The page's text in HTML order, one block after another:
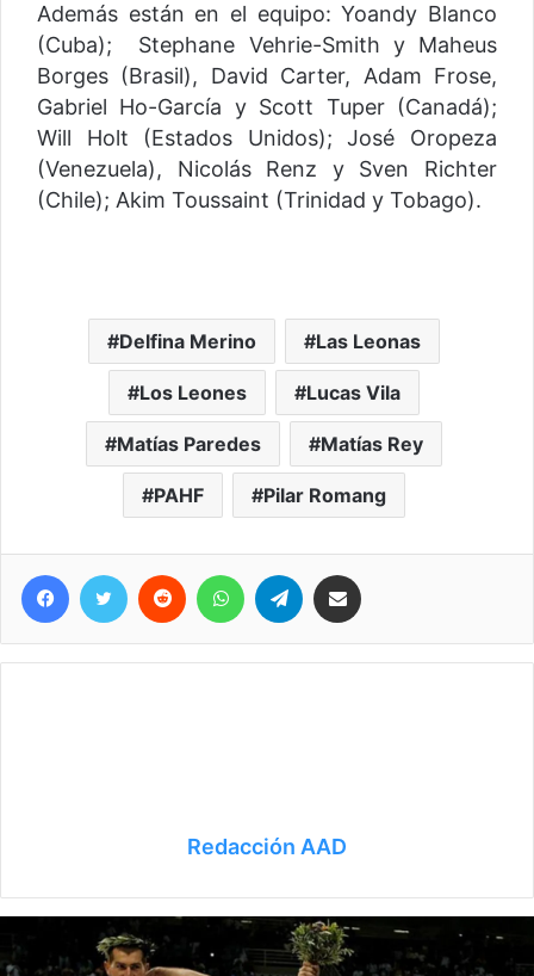
Además están en el equipo: Yoandy Blanco
(Cuba); Stephane Vehrie-Smith y Maheus
Borges (Brasil), David Carter, Adam Frose,
Gabriel Ho-García y Scott Tuper (Canadá);
Will Holt (Estados Unidos); José Oropeza
(Venezuela), Nicolás Renz y Sven Richter
(Chile); Akim Toussaint (Trinidad y Tobago).
Delfina Merino Las Leonas
Los Leones Lucas Vila
Matías Paredes Matías Rey
PAHF Pilar Romang
Telegram
Redacción AAD